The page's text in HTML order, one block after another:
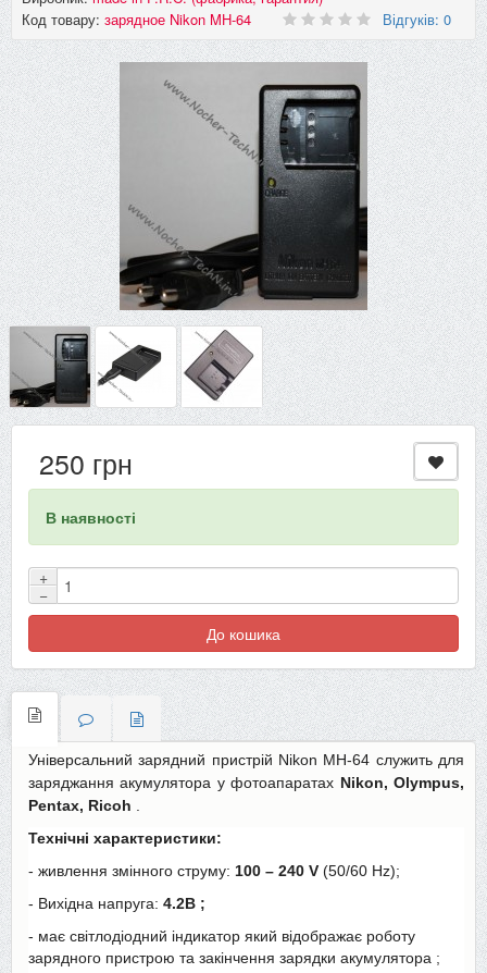
Код товару: зарядное Nikon MH-64 Відгуків: 0
250 грн
В наявності
+
−
До кошика
Універсальний зарядний пристрій Nikon MH-64 служить для
заряджання акумулятора у фотоапаратах Nikon, Olympus,
Pentax, Ricoh
Технічні характеристики:
- живлення змінного струму: 100 – 240 V (50/60 Hz);
- Вихідна напруга: 4.2В ;
- має світлодіодний індикатор який відображає роботу
зарядного пристрою та закінчення зарядки акумулятора ;